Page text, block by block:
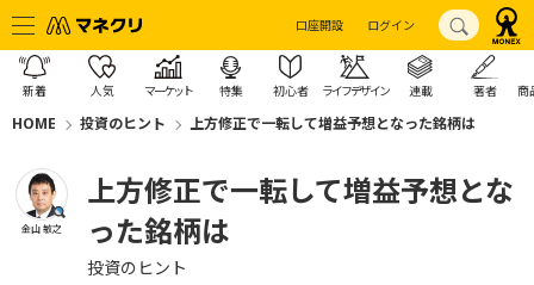
口座開設 ログイン
新着 人気 マーケット 特集 初心者 ライフデザイン 連載 著者 商
HOME 投資のヒント 上方修正で一転して増益予想となった銘柄は
金山 敏之
上方修正で一転して増益予想とな
った銘柄は
投資のヒント